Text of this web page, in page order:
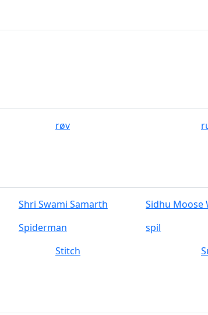
røv
Shri Swami Samarth Sidhu Moose
Spiderman spil
Stitch